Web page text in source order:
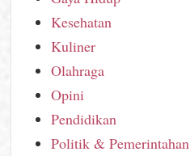
Kesehatan
Kuliner
Olahraga
Opini
Pendidikan
Politik & Pemerintahan